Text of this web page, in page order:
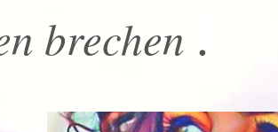
brechen .